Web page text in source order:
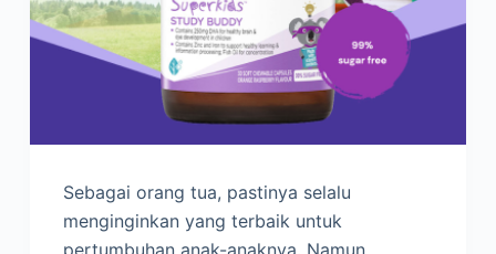
Sebagai orang tua, pastinya selalu
menginginkan yang terbaik untuk